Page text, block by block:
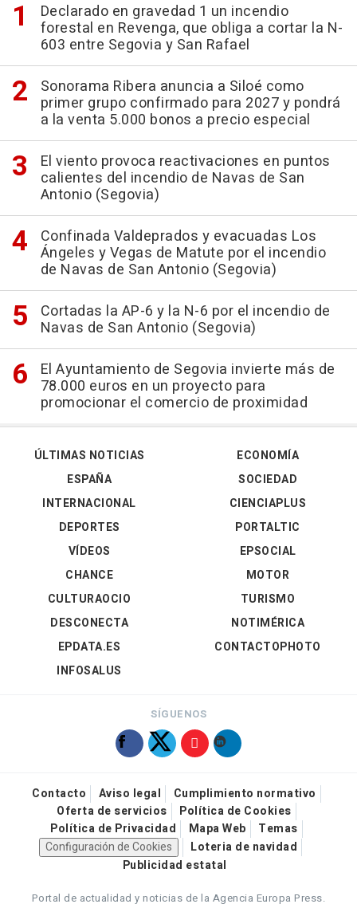
Declarado en gravedad 1 un incendio
forestal en Revenga, que obliga a cortar la N-
603 entre Segovia y San Rafael
Sonorama Ribera anuncia a Siloé como
primer grupo confirmado para 2027 y pondrá
a la venta 5.000 bonos a precio especial
El viento provoca reactivaciones en puntos
calientes del incendio de Navas de San
Antonio (Segovia)
Confinada Valdeprados y evacuadas Los
Ángeles y Vegas de Matute por el incendio
de Navas de San Antonio (Segovia)
Cortadas la AP-6 y la N-6 por el incendio de
Navas de San Antonio (Segovia)
El Ayuntamiento de Segovia invierte más de
78.000 euros en un proyecto para
promocionar el comercio de proximidad
ÚLTIMAS NOTICIAS
ESPAÑA
INTERNACIONAL
DEPORTES
VÍDEOS
ECONOMÍA
SOCIEDAD
CIENCIAPLUS
PORTALTIC
EPSOCIAL
CHANCE
CULTURAOCIO
DESCONECTA
EPDATA.ES
INFOSALUS
MOTOR
TURISMO
NOTIMÉRICA
CONTACTOPHOTO
SÍGUENOS
Contacto Aviso legal
Cumplimiento normativo
Oferta de servicios
Política de Cookies
Política de Privacidad
Mapa Web
Temas
Configuración de Cookies
Loteria de navidad
Publicidad estatal
Portal de actualidad y noticias de la Agencia Europa Press.